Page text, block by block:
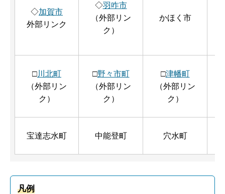
◇加賀市
外部リンク
◇羽咋市
（外部リン
ク）
かほく市
□川北町
（外部リン
ク）
□野々市町
（外部リン
ク）
□津幡町
（外部リン
ク）
宝達志水町 中能登町 穴水町
凡例